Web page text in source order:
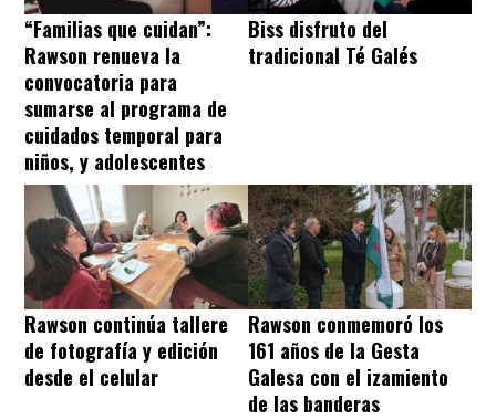
“Familias que cuidan”:
Rawson renueva la
convocatoria para
sumarse al programa de
cuidados temporal para
niños, y adolescentes
Biss disfruto del
tradicional Té Galés
Rawson continúa tallere
de fotografía y edición
desde el celular
Rawson conmemoró los
161 años de la Gesta
Galesa con el izamiento
de las banderas